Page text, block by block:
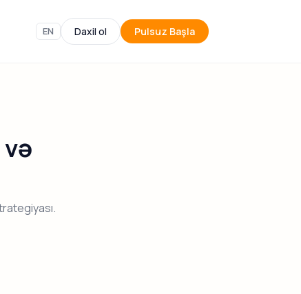
EN Daxil ol Pulsuz Başla